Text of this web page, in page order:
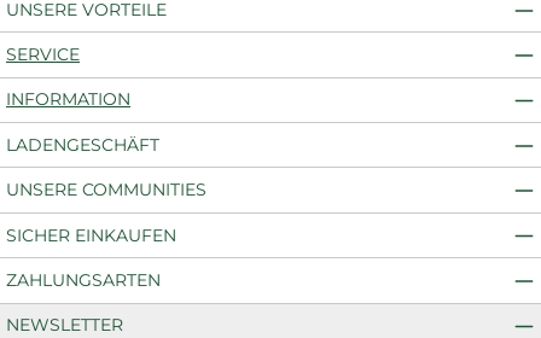
UNSERE VORTEILE
SERVICE
INFORMATION
LADENGESCHÄFT
UNSERE COMMUNITIES
SICHER EINKAUFEN
ZAHLUNGSARTEN
NEWSLETTER